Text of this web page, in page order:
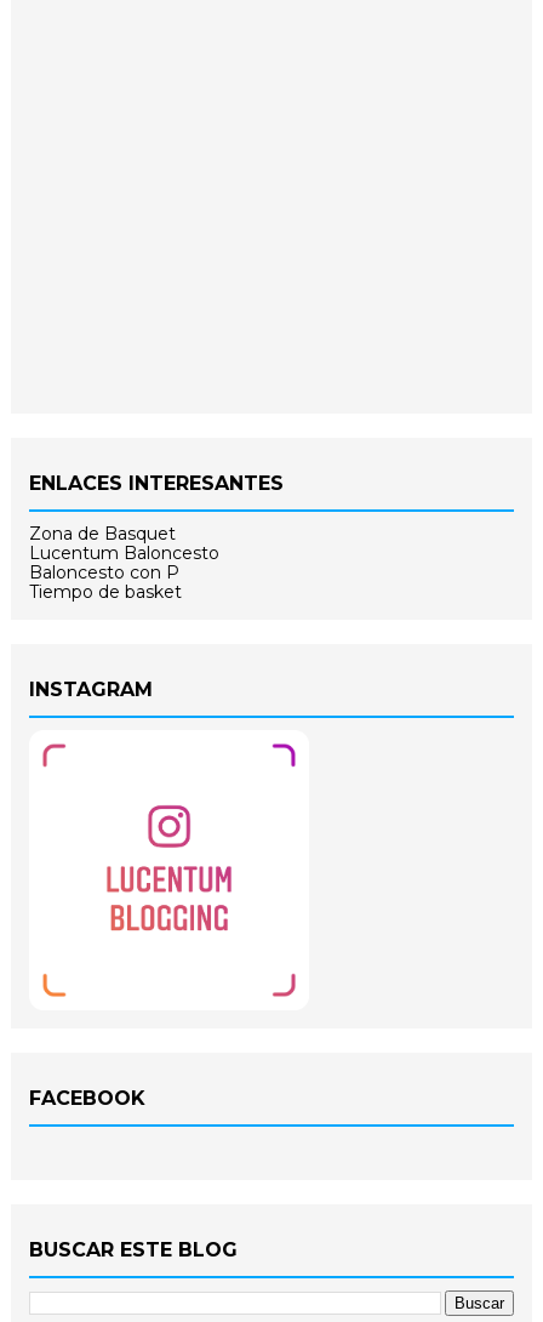
ENLACES INTERESANTES
Zona de Basquet
Lucentum Baloncesto
Baloncesto con P
Tiempo de basket
INSTAGRAM
FACEBOOK
BUSCAR ESTE BLOG